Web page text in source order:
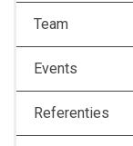
Team
Events
Referenties